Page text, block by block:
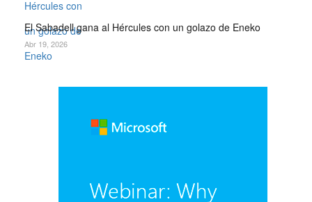
El Sabadell gana al Hércules con un golazo de Eneko
Abr 19, 2026